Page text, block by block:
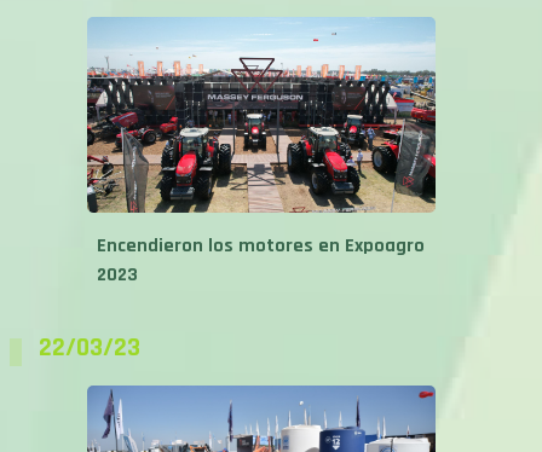
Encendieron los motores en Expoagro
2023
22/03/23